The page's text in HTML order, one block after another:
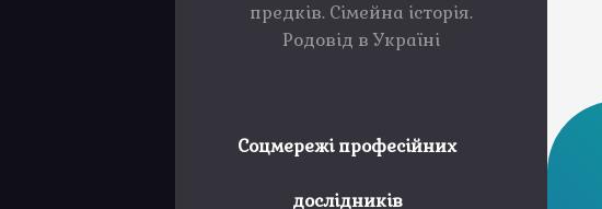
предків. Сімейна історія.
Родовід в Україні
Соцмережі професійних
дослідників